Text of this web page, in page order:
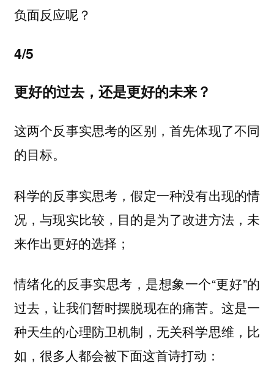
负面反应呢？
4/5
更好的过去，还是更好的未来？
这两个反事实思考的区别，首先体现了不同
的目标。
科学的反事实思考，假定一种没有出现的情
况，与现实比较，目的是为了改进方法，未
来作出更好的选择；
情绪化的反事实思考，是想象一个“更好”的
过去，让我们暂时摆脱现在的痛苦。这是一
种天生的心理防卫机制，无关科学思维，比
如，很多人都会被下面这首诗打动：